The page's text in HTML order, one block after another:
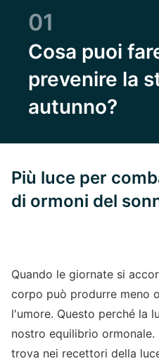
01
Cosa puoi
prevenire la
autunno?
Più luce per
di ormoni del
Quando le giornate si
corpo può produrre meno
l'umore. Questo perché la
nostro equilibrio
trova nei recettori della